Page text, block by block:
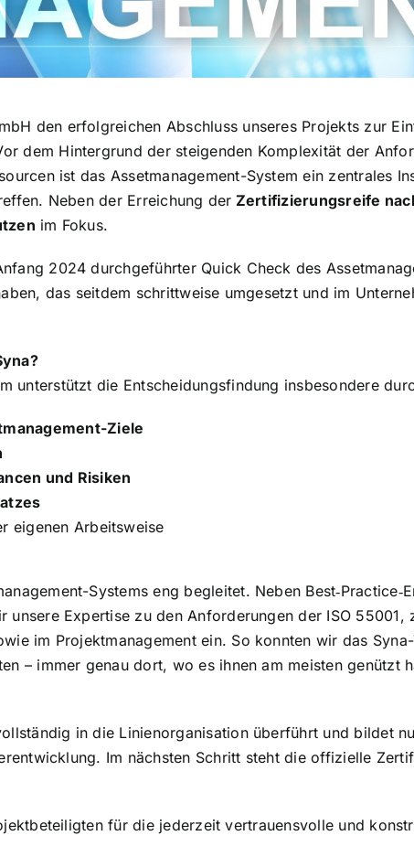
den erfolgreichen Abschluss unseres Projekts zur
dem Hintergrund der steigenden Komplexität der
ist das Assetmanagement-System ein zentrales
Neben der Erreichung der Zertifizierungsreife
im Fokus.
2024 durchgeführter Quick Check des
das seitdem schrittweise umgesetzt und im
unterstützt die Entscheidungsfindung insbesondere
Ziele
und Risiken
eigenen Arbeitsweise
Systems eng begleitet. Neben
unsere Expertise zu den Anforderungen der ISO 55001,
im Projektmanagement ein. So konnten wir das
– immer genau dort, wo es ihnen am meisten genützt
in die Linienorganisation überführt und bildet
Im nächsten Schritt steht die offizielle
für die jederzeit vertrauensvolle und